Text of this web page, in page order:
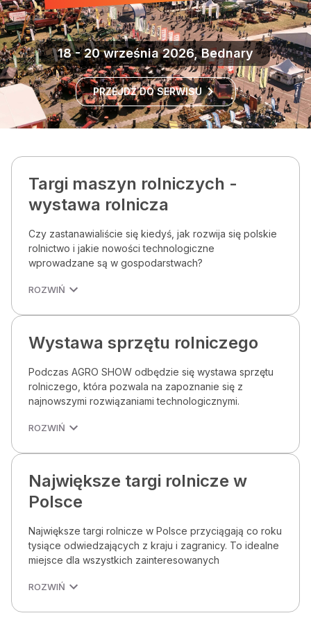
18 - 20 września 2026, Bednary
PRZEJDŹ DO SERWISU
Targi maszyn rolniczych -
wystawa rolnicza
Czy zastanawialiście się kiedyś, jak rozwija się polskie
rolnictwo i jakie nowości technologiczne
wprowadzane są w gospodarstwach?
ROZWIŃ
Wystawa sprzętu rolniczego
Podczas AGRO SHOW odbędzie się wystawa sprzętu
rolniczego, która pozwala na zapoznanie się z
najnowszymi rozwiązaniami technologicznymi.
ROZWIŃ
Największe targi rolnicze w
Polsce
Największe targi rolnicze w Polsce przyciągają co roku
tysiące odwiedzających z kraju i zagranicy. To idealne
miejsce dla wszystkich zainteresowanych
ROZWIŃ